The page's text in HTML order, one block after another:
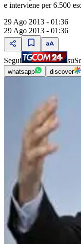
e interviene per 6.500
29 Ago 2013 - 01:36
29 Ago 2013 - 01:36
Segui su
whatsapp discover